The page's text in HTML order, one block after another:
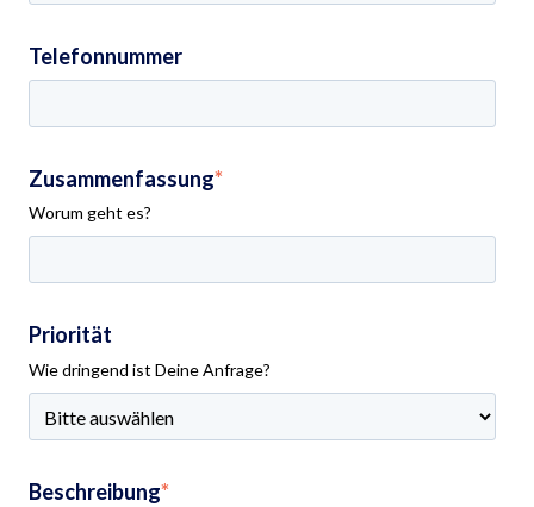
Telefonnummer
Zusammenfassung*
Worum geht es?
Priorität
Wie dringend ist Deine Anfrage?
Beschreibung*